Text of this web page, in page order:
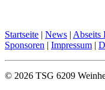
Startseite | News | Abseits
Sponsoren | Impressum |
© 2026 TSG 6209